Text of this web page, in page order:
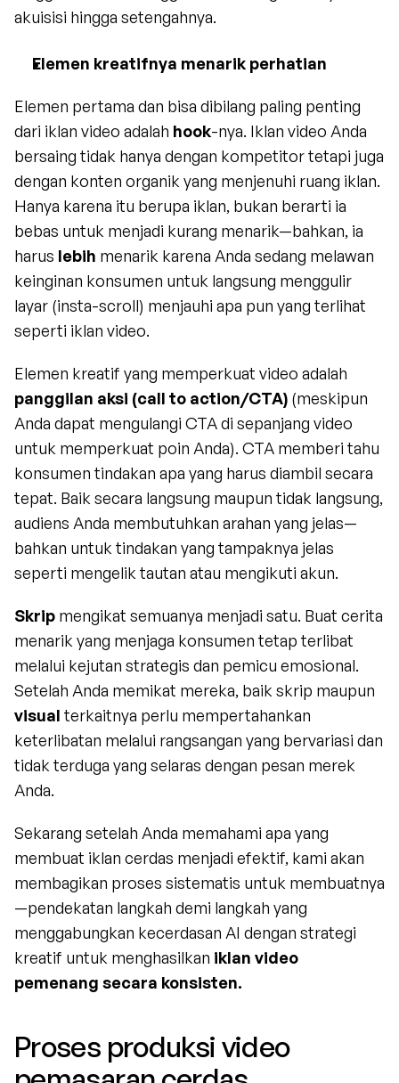
akuisisi hingga setengahnya.
Elemen kreatifnya menarik perhatian
Elemen pertama dan bisa dibilang paling penting
dari iklan video adalah hook-nya. Iklan video Anda
bersaing tidak hanya dengan kompetitor tetapi juga
dengan konten organik yang menjenuhi ruang iklan.
Hanya karena itu berupa iklan, bukan berarti ia
bebas untuk menjadi kurang menarik—bahkan, ia
harus lebih menarik karena Anda sedang melawan
keinginan konsumen untuk langsung menggulir
layar (insta-scroll) menjauhi apa pun yang terlihat
seperti iklan video.
panggilan aksi (call to action/CTA) (meskipun
Anda dapat mengulangi CTA di sepanjang video
untuk memperkuat poin Anda). CTA memberi tahu
konsumen tindakan apa yang harus diambil secara
tepat. Baik secara langsung maupun tidak langsung,
audiens Anda membutuhkan arahan yang jelas—
bahkan untuk tindakan yang tampaknya jelas
seperti mengelik tautan atau mengikuti akun.
Skrip mengikat semuanya menjadi satu. Buat cerita
menarik yang menjaga konsumen tetap terlibat
melalui kejutan strategis dan pemicu emosional.
visual terkaitnya perlu mempertahankan
keterlibatan melalui rangsangan yang bervariasi dan
tidak terduga yang selaras dengan pesan merek
Anda.
Sekarang setelah Anda memahami apa yang
membuat iklan cerdas menjadi efektif, kami akan
membagikan proses sistematis untuk membuatnya
—pendekatan langkah demi langkah yang
menggabungkan kecerdasan AI dengan strategi
kreatif untuk menghasilkan iklan video
pemenang secara konsisten.
Proses produksi video